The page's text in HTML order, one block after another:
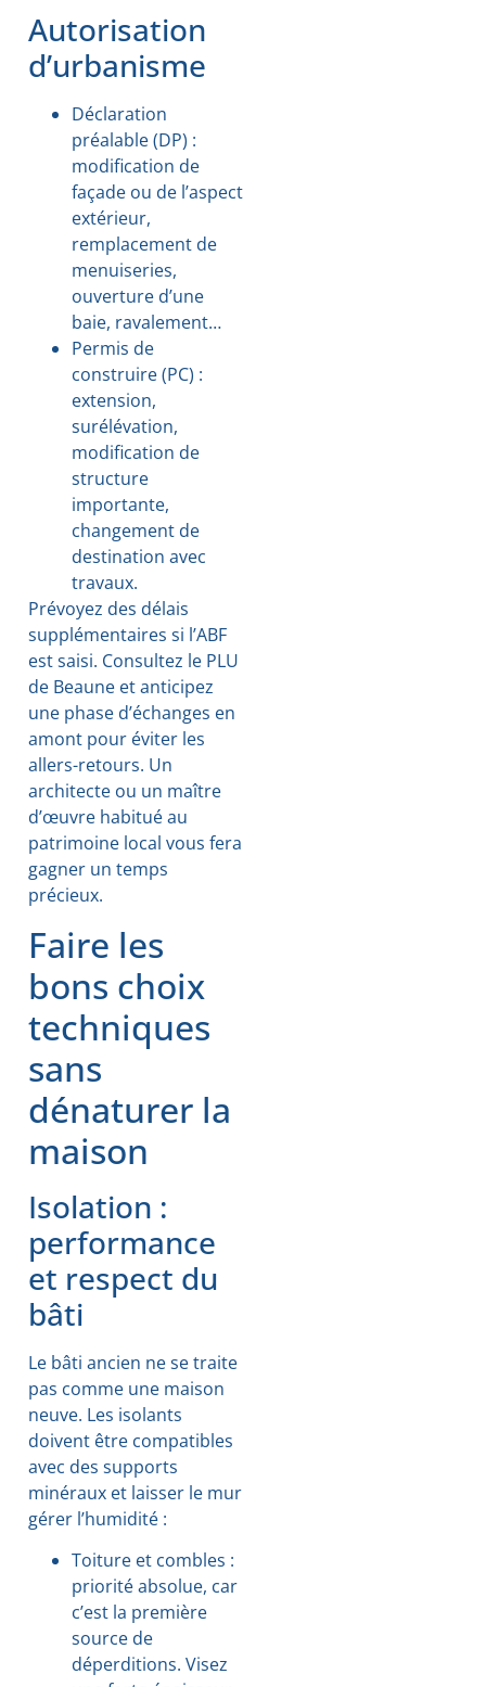
Autorisation
d’urbanisme
Déclaration
préalable (DP) :
modification de
façade ou de l’aspect
extérieur,
remplacement de
menuiseries,
ouverture d’une
baie, ravalement…
Permis de
construire (PC) :
extension,
surélévation,
modification de
structure
importante,
changement de
destination avec
travaux.
Prévoyez des délais
supplémentaires si l’ABF
est saisi. Consultez le PLU
de Beaune et anticipez
une phase d’échanges en
amont pour éviter les
allers-retours. Un
architecte ou un maître
d’œuvre habitué au
patrimoine local vous fera
gagner un temps
précieux.
Faire les
bons choix
techniques
sans
dénaturer la
maison
Isolation :
performance
et respect du
bâti
Le bâti ancien ne se traite
pas comme une maison
neuve. Les isolants
doivent être compatibles
avec des supports
minéraux et laisser le mur
gérer l’humidité :
Toiture et combles :
priorité absolue, car
c’est la première
source de
déperditions. Visez